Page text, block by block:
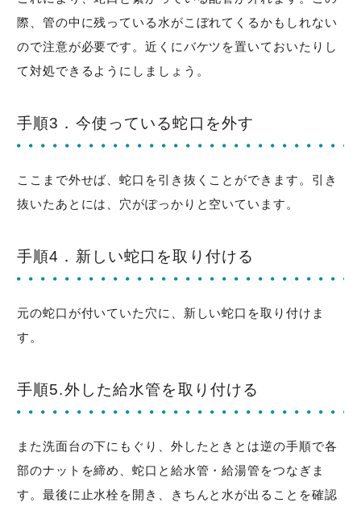
際、管の中に残っている水がこぼれてくるかもしれない
ので注意が必要です。近くにバケツを置いておいたりし
て対処できるようにしましょう。
手順3．今使っている蛇口を外す
ここまで外せば、蛇口を引き抜くことができます。引き
抜いたあとには、穴がぽっかりと空いています。
手順4．新しい蛇口を取り付ける
元の蛇口が付いていた穴に、新しい蛇口を取り付けま
す。
手順5.外した給水管を取り付ける
また洗面台の下にもぐり、外したときとは逆の手順で各
部のナットを締め、蛇口と給水管・給湯管をつなぎま
す。最後に止水栓を開き、きちんと水が出ることを確認